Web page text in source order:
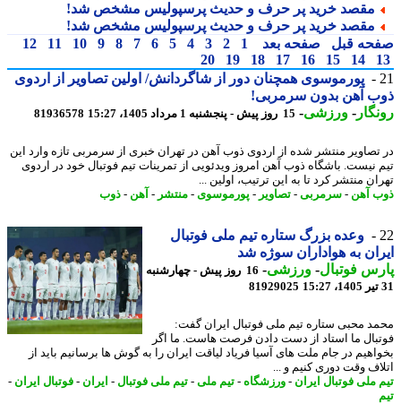
مقصد خرید پر حرف و حدیث پرسپولیس مشخص شد!
مقصد خرید پر حرف و حدیث پرسپولیس مشخص شد!
قبل صفحه بعد 1
2
3
4
5
6
7
8
9
10
11
12
14
15
16
17
18
19
20
پورموسوی همچنان دور از شاگردانش/ اولین تصاویر از اردوی
آهن بدون سرمربی!
-ورزشی-15 روز پیش - پنجشنبه 1 مرداد 1405، 15:27 81936578
منتشر شده از اردوی ذوب آهن در تهران خبری از سرمربی تازه وارد این
نیست. باشگاه ذوب آهن امروز ویدئویی از تمرینات تیم فوتبال خود در اردوی
منتشر کرد تا به این ترتیب، اولین ...
آهن -سرمربی- تصاویر-پورموسوی-منتشر-آهن -ذوب
وعده بزرگ ستاره تیم ملی فوتبال
به هواداران سوژه شد
فوتبال-ورزشی-
16 روز پیش - چهارشنبه
81929025
محبی ستاره تیم ملی فوتبال ایران گفت:
ما استاد از دست دادن فرصت هاست. ما اگر
در جام ملت های آسیا فریاد لیاقت ایران را به گوش ها برسانیم باید از
وقت دوری کنیم و ...
ملی فوتبال ایران - ورزشگاه-تیم ملی -تیم ملی فوتبال-ایران - فوتبال ایران -